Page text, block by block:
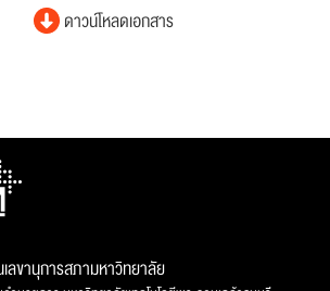
ดาวน์โหลดเอกสาร
ลขานุการสภามหาวิทยาลัย